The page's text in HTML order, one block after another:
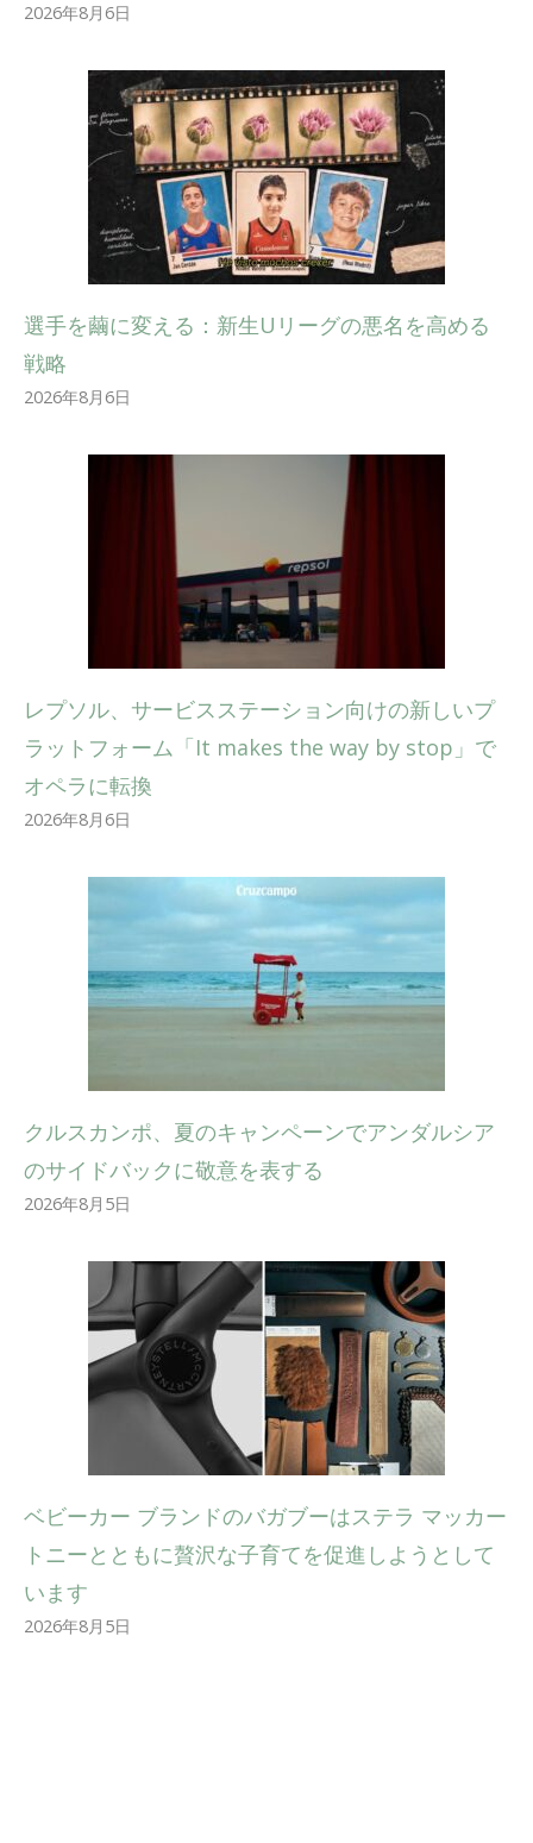
2026年8月6日
選手を繭に変える：新生Uリーグの悪名を高める
戦略
2026年8月6日
レプソル、サービスステーション向けの新しいプ
ラットフォーム「It makes the way by stop」で
オペラに転換
2026年8月6日
クルスカンポ、夏のキャンペーンでアンダルシア
のサイドバックに敬意を表する
2026年8月5日
ベビーカー ブランドのバガブーはステラ マッカー
トニーとともに贅沢な子育てを促進しようとして
います
2026年8月5日